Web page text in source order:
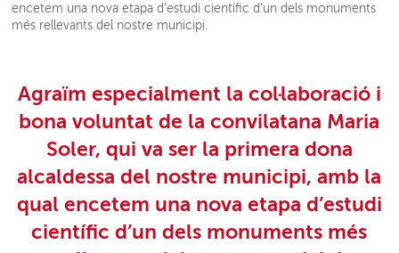
encetem una nova etapa d’estudi científic d’un dels monuments
més rellevants del nostre municipi.
Agraïm especialment la col·laboració i
bona voluntat de la convilatana Maria
Soler, qui va ser la primera dona
alcaldessa del nostre municipi, amb la
qual encetem una nova etapa d’estudi
científic d’un dels monuments més